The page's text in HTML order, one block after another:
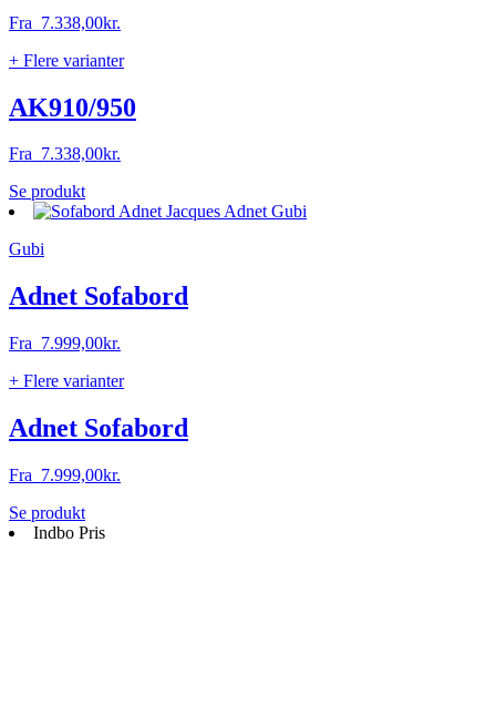
på
Fra 7.338,00kr.
+ Flere varianter
AK910/950
Fra 7.338,00kr.
Se produktDette
vare
Mulighederne
kan
på
varesiden
Gubi
Adnet Sofabord
Fra 7.999,00kr.
+ Flere varianter
Adnet Sofabord
Fra 7.999,00kr.
Se produktDette
vare
Indbo Pris